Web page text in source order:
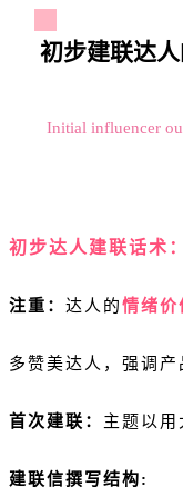
初步建联达
Initial influencer
初步达人建联话术：
注重： 达人的情绪价
多赞美达人，强调
首次建联： 主题以
建联信撰写结构: